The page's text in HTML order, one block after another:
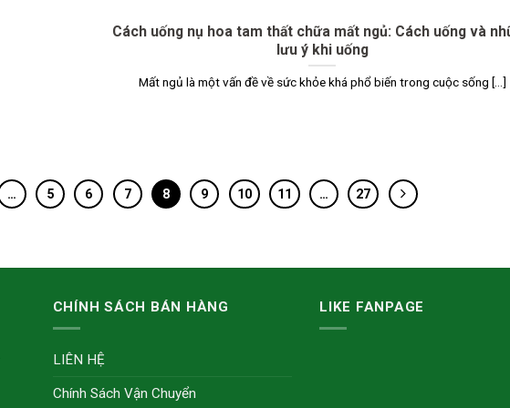
Cách uống nụ hoa tam thất chữa mất ngủ: Cách uống và
lưu ý khi uống
Mất ngủ là một vấn đề về sức khỏe khá phổ biến trong cuộc sống [...]
… 5 6 7 8 9 10 11 … 27
CHÍNH SÁCH BÁN HÀNG
LIÊN HỆ
Chính Sách Vận Chuyển
LIKE FANPAGE